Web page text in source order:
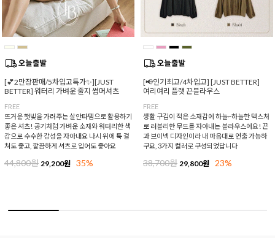
[💕2만장판매/5차입고특가✨][JUST
BETTER] 워터리 가벼운 줄지 썸머셔츠
FREE
뜨거운 햇빛을 가려주는 살안타템으로 활용하기
좋은 셔츠! 공기처럼 가벼운 소재와 워터리한 색
감으로 수수한 감성을 자아내요 나시 위에 툭 걸
쳐도 좋고, 깔끔하게 셔츠로 입어도 좋아요
44,800원 29,200원 35%
[📢인기최고/4차입고] [JUST BETTER]
여리여리 플랫 끈블라우스
FREE
생활 구김이 적은 소재감에 하늘~하늘한 텍스처
로 러블리한 무드를 자아내는 블라우스에요! 끈
과 브이넥 디자인이라 내 마음대로 연출 가능하
구요, 3가지 컬러로 구성되었답니다
38,700원 29,800원 23%